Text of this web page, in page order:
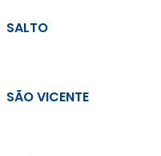
SALTO
SÃO VICENTE